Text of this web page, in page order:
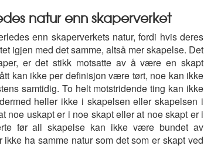
natur enn skaperverket
enn skaperverkets natur, fordi hvis deres
igjen med det samme, altså mer skapelse. Det
er det stikk motsatte av å være en skapt
kan ikke per definisjon være tørt, noe kan ikke
samtidig. To helt motstridende ting kan ikke
heller ikke i skapelsen eller skapelsen i
noe uskapt er i noe skapt eller at noe skapt er i
før all skapelse kan ikke være bundet av
ha samme natur som det som er skapt ved